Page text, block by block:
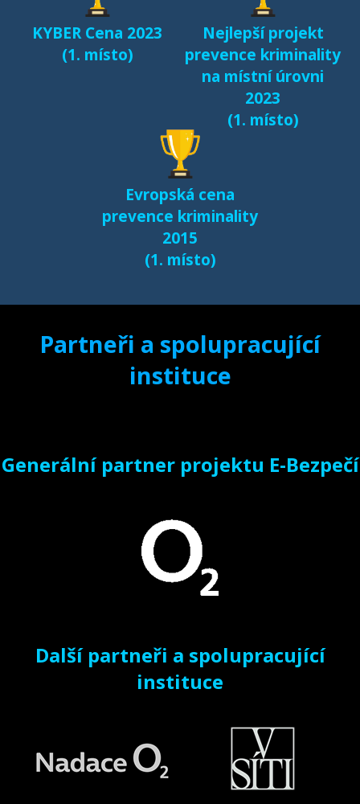
Fenomén Minecraft v
českém prostředí
Další výsledky jsou k
samostatné stránce
e-bezpeci.cz/vyzkum.
KYBER Cena 2023
(1. místo)
Nejlepší projekt
prevence kriminality
na místní úrovni
2023
(1. místo)
Evropská cena
prevence kriminality
2015
(1. místo)
Partneři a spolupracující
instituce
Generální partner projektu E-Bezpečí
Další partneři a spolupracující
instituce